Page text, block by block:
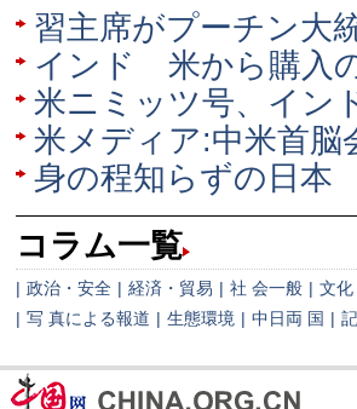
習主席がプーチン大
インド 米から購入
米ニミッツ号、イン
米メディア:中米首脳
身の程知らずの日本
コラム一覧
| 政治・安全 | 経済・貿易 | 社 会一般 | 文化
| 写 真による報道 | 生態環境 | 中日両 国 |